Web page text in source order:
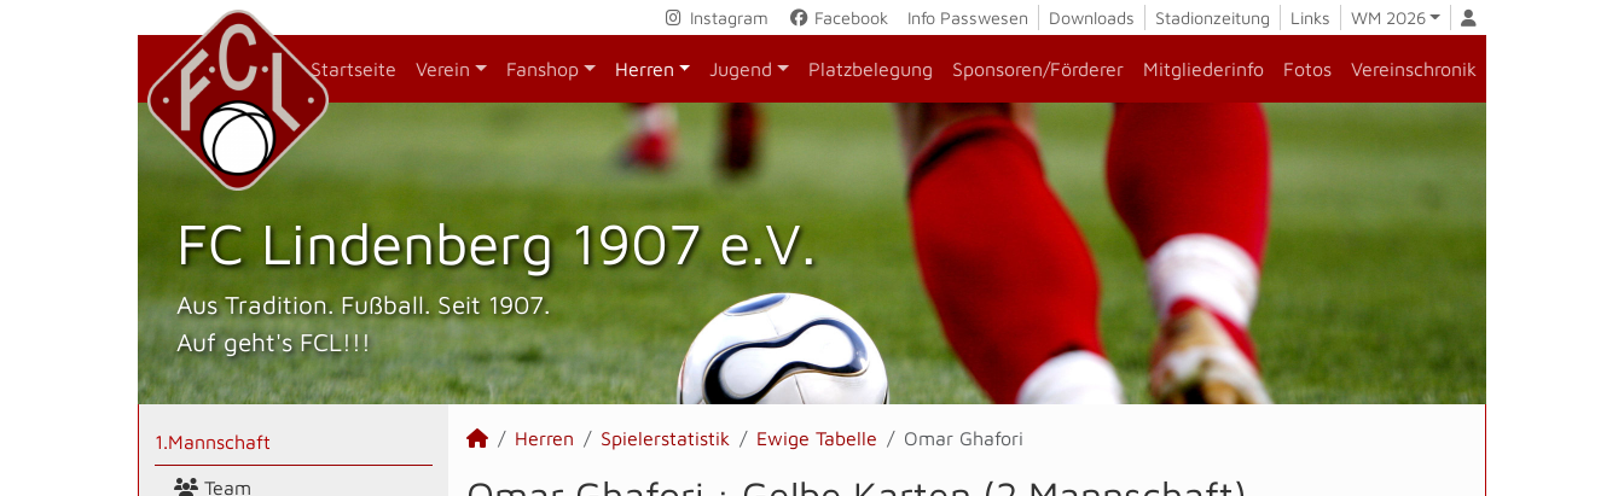
Instagram Facebook Info Passwesen Downloads Stadionzeitung Links WM 2026
Startseite Verein Fanshop Herren Jugend Platzbelegung Sponsoren/Förderer Mitgliederinfo Fotos Vereinschronik
FC Lindenberg 1907 e.V.
Aus Tradition. Fußball. Seit 1907.
Auf geht's FCL!!!
1.Mannschaft
Team
Herren Spielerstatistik Ewige Tabelle Omar Ghafori